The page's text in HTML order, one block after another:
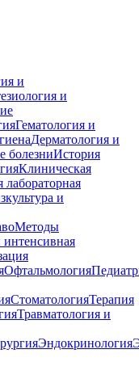
и
и
Гематология и
Дерматология и
болезниИстория
Клиническая
лабораторная
и
Методы
Офтальмология
СтоматологияТерапия
Травматология и
Эндокринология